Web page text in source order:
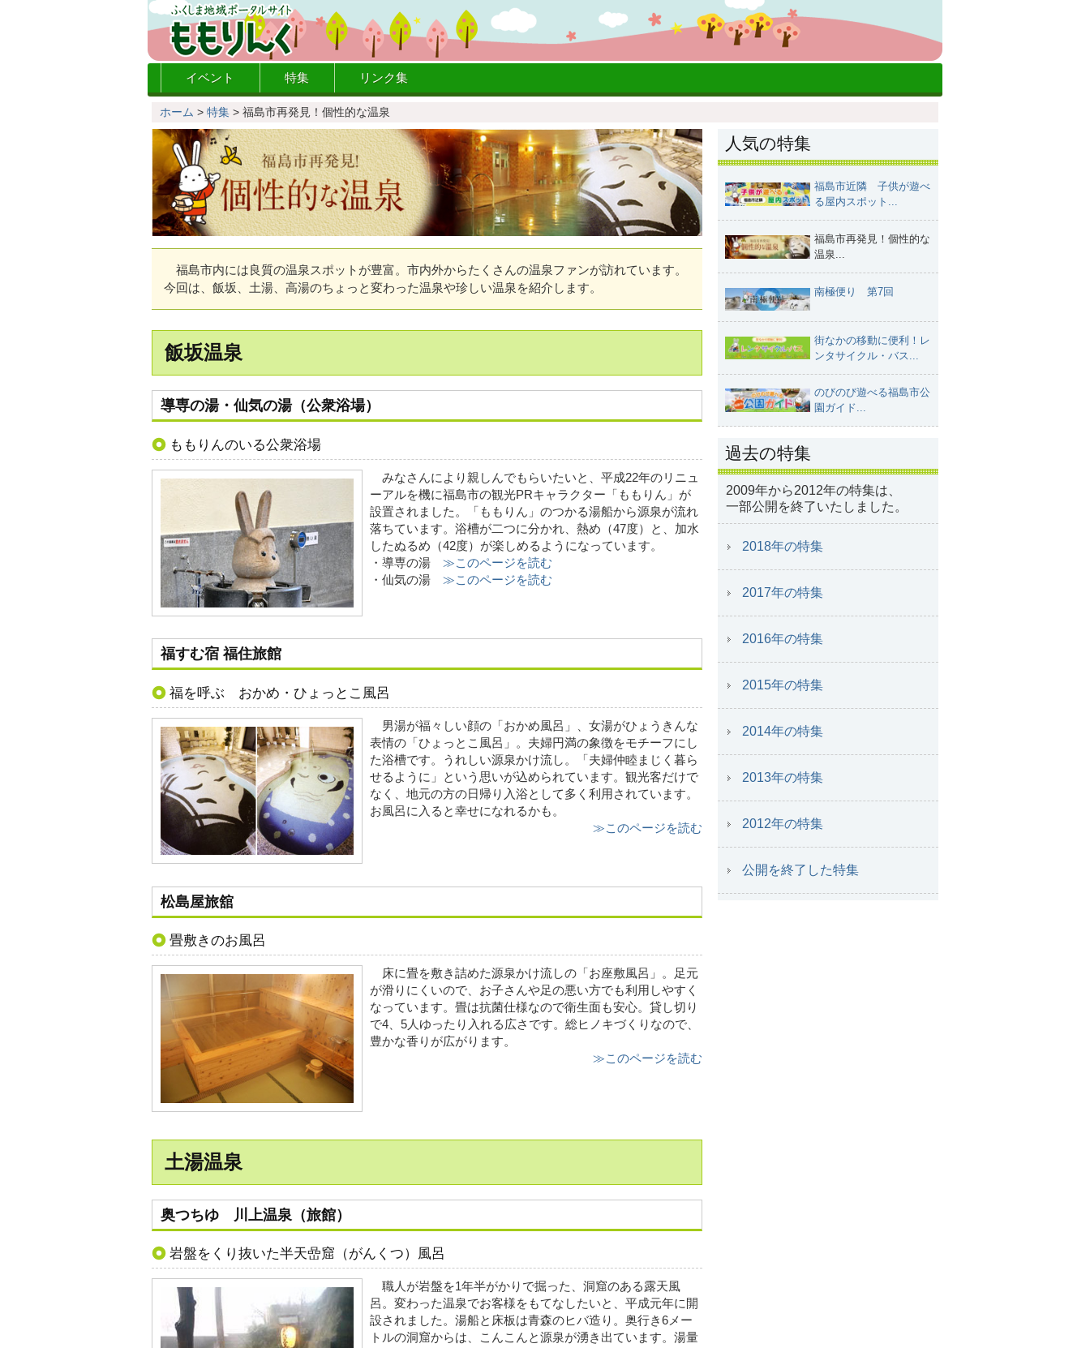
イベント 特集 リンク集
ホーム >特集 >福島市再発見！個性的な温泉
福島市内には良質の温泉スポットが豊富。市内外からたくさんの温泉ファンが訪れています。
今回は、飯坂、土湯、高湯のちょっと変わった温泉や珍しい温泉を紹介します。
飯坂温泉
導専の湯・仙気の湯（公衆浴場）
ももりんのいる公衆浴場
みなさんにより親しんでもらいたいと、平成22年のリニュ
ーアルを機に福島市の観光PRキャラクター「ももりん」が
設置されました。「ももりん」のつかる湯船から源泉が流れ
落ちています。浴槽が二つに分かれ、熱め（47度）と、加水
したぬるめ（42度）が楽しめるようになっています。
・導専の湯≫このページを読む
・仙気の湯≫このページを読む
福すむ宿 福住旅館
福を呼ぶ おかめ・ひょっとこ風呂
男湯が福々しい顔の「おかめ風呂」、女湯がひょうきんな
表情の「ひょっとこ風呂」。夫婦円満の象徴をモチーフにし
た浴槽です。うれしい源泉かけ流し。「夫婦仲睦まじく暮ら
せるように」という思いが込められています。観光客だけで
なく、地元の方の日帰り入浴として多く利用されています。
お風呂に入ると幸せになれるかも。
≫このページを読む
松島屋旅舘
畳敷きのお風呂
床に畳を敷き詰めた源泉かけ流しの「お座敷風呂」。足元
が滑りにくいので、お子さんや足の悪い方でも利用しやすく
なっています。畳は抗菌仕様なので衛生面も安心。貸し切り
で4、5人ゆったり入れる広さです。総ヒノキづくりなので、
豊かな香りが広がります。
≫このページを読む
土湯温泉
奥つちゆ 川上温泉（旅館）
岩盤をくり抜いた半天嵒窟（がんくつ）風呂
職人が岩盤を1年半がかりで掘った、洞窟のある露天風
呂。変わった温泉でお客様をもてなしたいと、平成元年に開
設されました。湯船と床板は青森のヒバ造り。奥行き6メー
トルの洞窟からは、こんこんと源泉が湧き出ています。湯量
人気の特集
福島市近隣 子供が遊べ
る屋内スポット...
福島市再発見！個性的な
温泉...
南極便り 第7回
街なかの移動に便利！レ
ンタサイクル・バス...
のびのび遊べる福島市公
園ガイド...
過去の特集
2009年から2012年の特集は、
一部公開を終了いたしました。
2018年の特集
2017年の特集
2016年の特集
2015年の特集
2014年の特集
2013年の特集
2012年の特集
公開を終了した特集